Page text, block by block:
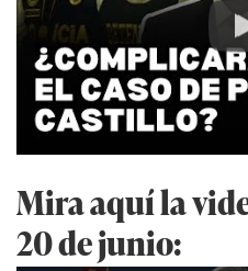
Mira aquí la
20 de junio: